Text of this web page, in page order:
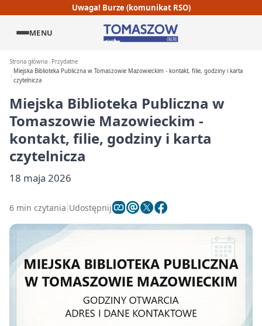
Uwaga! Burze (komunikat RSO)
MENU
Strona główna
Przydatne
Miejska Biblioteka Publiczna w Tomaszowie Mazowieckim - kontakt, filie, godziny i karta
czytelnicza
Miejska Biblioteka Publiczna w
Tomaszowie Mazowieckim -
kontakt, filie, godziny i karta
czytelnicza
18 maja 2026
6 min czytania Udostępnij